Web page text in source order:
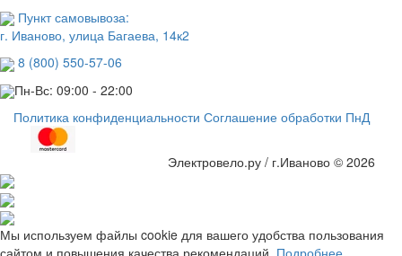
Пункт самовывоза:
г. Иваново, улица Багаева, 14к2
8 (800) 550-57-06
Пн-Вс: 09:00 - 22:00
Политика конфиденциальности Соглашение обработки ПнД
Электровело.ру / г.Иваново © 2026
Мы используем файлы cookie для вашего удобства пользования
сайтом и повышения качества рекомендаций. Подробнее